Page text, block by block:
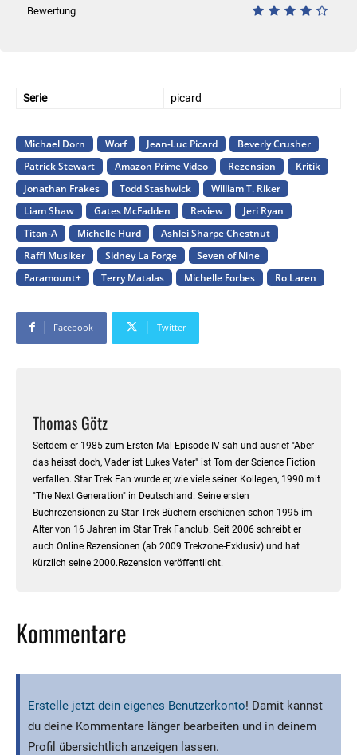
Bewertung
Serie picard
Michael Dorn Worf Jean-Luc Picard
Beverly Crusher
Patrick Stewart
Amazon Prime Video Rezension
Kritik
Jonathan Frakes
Todd Stashwick
William T. Riker
Liam Shaw
Gates McFadden Review
Jeri Ryan
Titan-A
Michelle Hurd
Ashlei Sharpe Chestnut
Raffi Musiker
Sidney La Forge
Seven of Nine
Paramount+
Terry Matalas Michelle Forbes Ro Laren
Facebook Twitter
Thomas Götz
Seitdem er 1985 zum Ersten Mal Episode IV sah und ausrief "Aber
das heisst doch, Vader ist Lukes Vater" ist Tom der Science Fiction
verfallen. Star Trek Fan wurde er, wie viele seiner Kollegen, 1990 mit
"The Next Generation" in Deutschland. Seine ersten
Buchrezensionen zu Star Trek Büchern erschienen schon 1995 im
Alter von 16 Jahren im Star Trek Fanclub. Seit 2006 schreibt er
auch Online Rezensionen (ab 2009 Trekzone-Exklusiv) und hat
kürzlich seine 2000.Rezension veröffentlicht.
Kommentare
Erstelle jetzt dein eigenes Benutzerkonto! Damit kannst
du deine Kommentare länger bearbeiten und in deinem
Profil übersichtlich anzeigen lassen.